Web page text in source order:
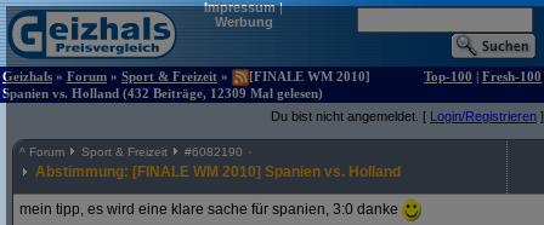
Impressum|
Werbung
Geizhals » Forum » Sport & Freizeit »
[FINALE WM 2010]
Spanien vs. Holland (432 Beiträge, 12309 Mal gelesen)
Top-100 | Fresh-100
Du bist nicht angemeldet. [ Login/Registrieren ]
^ Forum Sport & Freizeit #6082190
Abstimmung: [FINALE WM 2010] Spanien vs. Holland
mein tipp, es wird eine klare sache für spanien, 3:0 danke